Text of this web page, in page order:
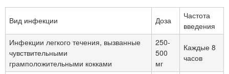
Вид инфекции Доза
Частота
введения
Инфекции легкого течения, вызванные
чувствительными
грамположительными кокками
250-
500
мг
Каждые 8
часов